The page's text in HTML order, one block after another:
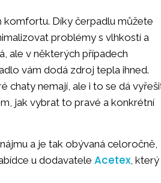
komfortu. Díky čerpadlu můžete
problémy s vlhkostí a
ale v některých případech
vám dodá zdroj tepla ihned.
chaty nemají, ale i to se dá
jak vybrat to pravé a konkrétní
a je tak obývaná celoročně,
u dodavatele Acetex , který